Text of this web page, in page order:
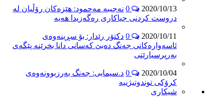
2020/10/13
نەجیبە مەحمود: هێزەکان رۆڵیان لە
دروست کردنی جیاکاری رەگەزیدا هەیە
2020/10/11
دکتۆر رێدار: بۆ سڕینەوەی
ئاسەوارەکانی جەنگ دەبێ کەسانی دانا بخرێنە پێگەی
بەرپرسیارێتی
2020/10/04
د.سیمایی: جەنگ بەرزبوونەوەی
کرۆکی توندوتیژییە
شیكاری